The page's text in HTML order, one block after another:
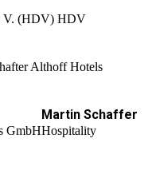
V. (HDV) HDV
Althoff Hotels
GmbH
Martin Schaffer
Hospitality